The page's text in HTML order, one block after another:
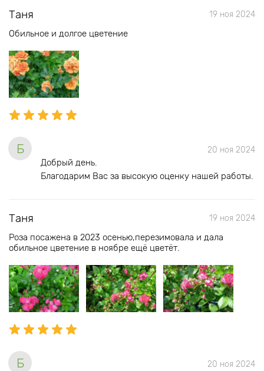
Таня 19 ноя 2024
Обильное и долгое цветение
Б 20 ноя 2024
Добрый день.
Благодарим Вас за высокую оценку нашей работы.
Таня 19 ноя 2024
Роза посажена в 2023 осенью,перезимовала и дала
обильное цветение в ноябре ещё цветёт.
Б 20 ноя 2024